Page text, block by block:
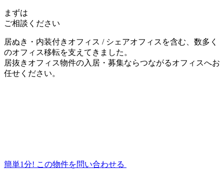
まずは
ご相談ください
居ぬき・内装付きオフィス / シェアオフィスを含む、数多く
のオフィス移転を支えてきました。
居抜きオフィス物件の入居・募集ならつながるオフィスへお
任せください。
簡単1分! この物件を問い合わせる